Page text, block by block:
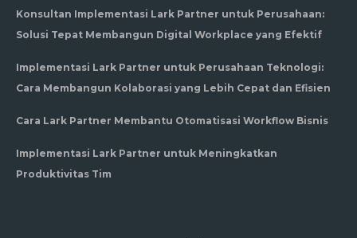
Konsultan Implementasi Lark Partner untuk Perusahaan:
Solusi Tepat Membangun Digital Workplace yang Efektif
Implementasi Lark Partner untuk Perusahaan Teknologi:
Cara Membangun Kolaborasi yang Lebih Cepat dan Efisien
Cara Lark Partner Membantu Otomatisasi Workflow Bisnis
Implementasi Lark Partner untuk Meningkatkan
Produktivitas Tim